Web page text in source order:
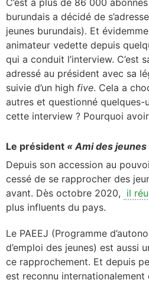
burundais a décidé de
jeunes burundais). Et
animateur vedette depuis
qui a conduit l’interview. C’est
adressé au président avec sa
suivie d’un high five. Cela a
autres et questionné
cette interview ? Pourquoi
Le président « Ami des
Depuis son accession au
cessé de se rapprocher des
avant. Dès octobre 2020, il
plus influents du pays.
Le PAEEJ (Programme
d’emploi des jeunes) est aussi
ce rapprochement. Et depuis
est reconnu internationalement